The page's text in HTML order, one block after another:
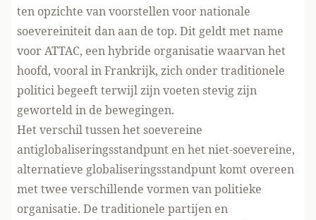
ten opzichte van voorstellen voor nationale
soevereiniteit dan aan de top. Dit geldt met name
voor ATTAC, een hybride organisatie waarvan het
hoofd, vooral in Frankrijk, zich onder traditionele
politici begeeft terwijl zijn voeten stevig zijn
geworteld in de bewegingen.
Het verschil tussen het soevereine
antiglobaliseringsstandpunt en het niet-soevereine,
alternatieve globaliseringsstandpunt komt overeen
met twee verschillende vormen van politieke
organisatie. De traditionele partijen en